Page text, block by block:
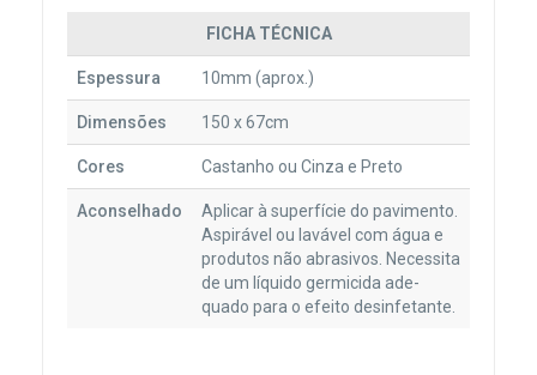
FICHA TÉCNICA
Espessura 10mm (aprox.)
Dimensões 150 x 67cm
Cores Castanho ou Cinza e Preto
Aconselhado
Aplicar à superfície do pavimento.
Aspirável ou lavável com água e
produtos não abrasivos. Necessita
de um líquido germicida ade-
quado para o efeito desinfetante.